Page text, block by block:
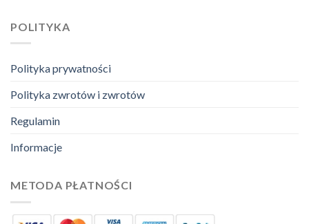
POLITYKA
Polityka prywatności
Polityka zwrotów i zwrotów
Regulamin
Informacje
METODA PŁATNOŚCI